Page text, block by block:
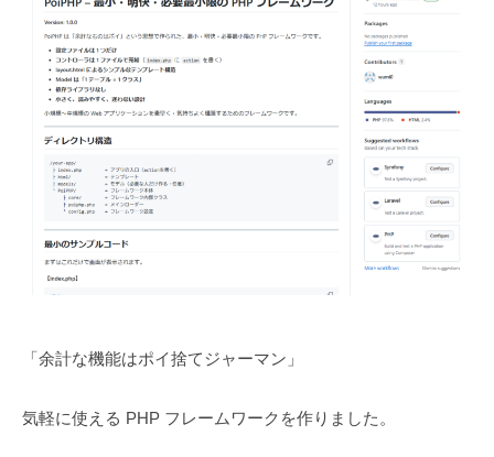
「余計な機能はポイ捨てジャーマン」
気軽に使える PHP フレームワークを作りました。